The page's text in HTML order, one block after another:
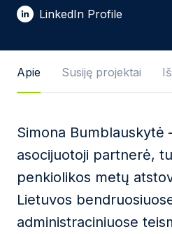
El. pašto adresas *
Žinutės tekstas
Sutinku su Privatumo
taisyklėmis.
Ši svetainė yra saugoma
taikomos „Google“privatumo
teikimo sąlygos
LinkedIn Profile
Apie Susiję projektai
Simona Bumblauskytė
asocijuotoji partnerė,
penkiolikos metų
Lietuvos
administraciniuose